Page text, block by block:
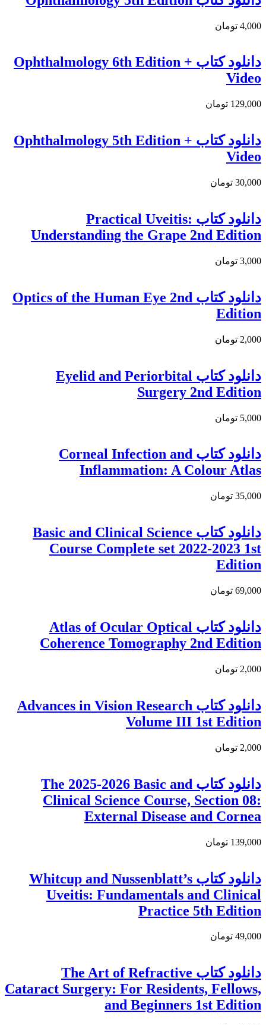
4,000 تومان
دانلود كتاب Ophthalmology 6th Edition +
Video
129,000 تومان
دانلود کتاب Ophthalmology 5th Edition +
Video
30,000 تومان
دانلود كتاب Practical Uveitis:
Understanding the Grape 2nd Edition
3,000 تومان
دانلود كتاب Optics of the Human Eye 2nd
Edition
2,000 تومان
دانلود کتاب Eyelid and Periorbital
Surgery 2nd Edition
5,000 تومان
دانلود کتاب Corneal Infection and
Inflammation: A Colour Atlas
35,000 تومان
دانلود کتاب Basic and Clinical Science
Course Complete set 2022-2023 1st
Edition
69,000 تومان
دانلود كتاب Atlas of Ocular Optical
Coherence Tomography 2nd Edition
2,000 تومان
دانلود کتاب Advances in Vision Research
Volume III 1st Edition
2,000 تومان
دانلود كتاب The 2025-2026 Basic and
Clinical Science Course, Section 08:
External Disease and Cornea
139,000 تومان
دانلود کتاب Whitcup and Nussenblatt’s
Uveitis: Fundamentals and Clinical
Practice 5th Edition
49,000 تومان
دانلود کتاب The Art of Refractive
Cataract Surgery: For Residents, Fellows,
and Beginners 1st Edition